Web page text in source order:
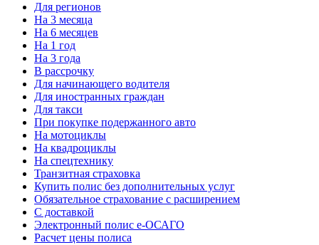
Для регионов
На 3 месяца
На 6 месяцев
На 1 год
На 3 года
В рассрочку
Для начинающего водителя
Для иностранных граждан
Для такси
При покупке подержанного авто
На мотоциклы
На квадроциклы
На спецтехнику
Транзитная страховка
Купить полис без дополнительных услуг
Обязательное страхование с расширением
С доставкой
Электронный полис е-ОСАГО
Расчет цены полиса